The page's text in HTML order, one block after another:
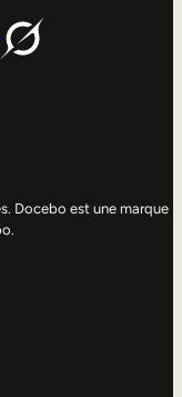
Docebo est une marque